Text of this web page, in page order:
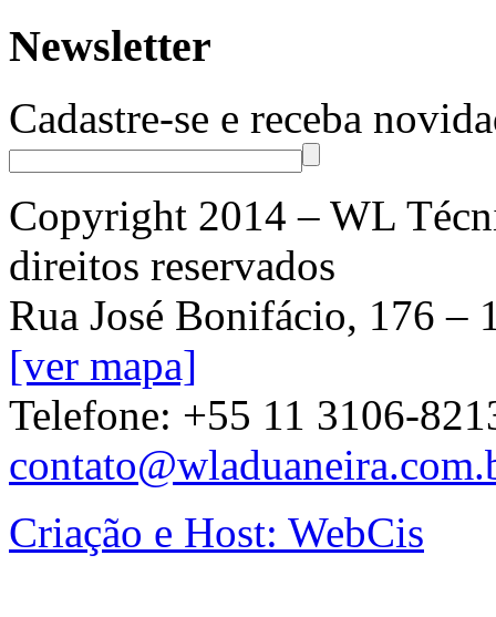
Newsletter
Cadastre-se e receba
Copyright 2014 – WL
direitos reservados
Rua José Bonifácio, 176 –
[ver mapa]
Telefone: +55 11 3106-
Criação e Host: WebCis